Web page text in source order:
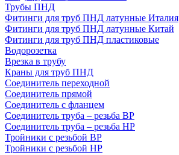
Трубы ПНД
Фитинги для труб ПНД латунные Италия
Фитинги для труб ПНД латунные Китай
Фитинги для труб ПНД пластиковые
Водорозетка
Врезка в трубу
Краны для труб ПНД
Соединитель переходной
Соединитель прямой
Соединитель с фланцем
Соединитель труба – резьба ВР
Соединитель труба – резьба НР
Тройники с резьбой ВР
Тройники с резьбой НР